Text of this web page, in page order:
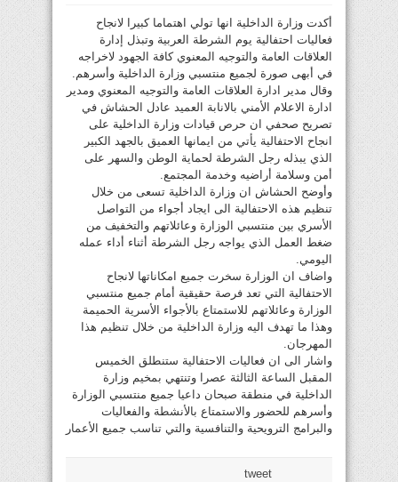
أكدت وزارة الداخلية انها تولي اهتماما كبيرا لانجاح
فعاليات احتفالية يوم الشرطة العربية وتبذل إدارة
العلاقات العامة والتوجيه المعنوي كافة الجهود لاخراجه
في أبهى صورة لجميع منتسبي وزارة الداخلية وأسرهم.
وقال مدير ادارة العلاقات العامة والتوجيه المعنوي ومدير
ادارة الاعلام الأمني بالانابة العميد عادل الحشاش في
تصريح صحفي ان حرص قيادات وزارة الداخلية على
انجاح الاحتفالية يأتي من ايمانها العميق بالجهد الكبير
الذي يبذله رجل الشرطة لحماية الوطن والسهر على
أمن وسلامة أراضيه وخدمة المجتمع.
وأوضح الحشاش ان وزارة الداخلية تسعى من خلال
تنظيم هذه الاحتفالية الى ايجاد أجواء من التواصل
الأسري بين منتسبي الوزارة وعائلاتهم والتخفيف من
ضغط العمل الذي يواجه رجل الشرطة أثناء أداء عمله
اليومي.
واضاف ان الوزارة سخرت جميع امكاناتها لانجاح
الاحتفالية التي تعد فرصة حقيقية أمام جميع منتسبي
الوزارة وعائلاتهم للاستمتاع بالأجواء الأسرية الحميمة
وهذا ما تهدف اليه وزارة الداخلية من خلال تنظيم هذا
المهرجان.
واشار الى ان فعاليات الاحتفالية ستنطلق الخميس
المقبل الساعة الثالثة عصرا وتنتهي بمخيم وزارة
الداخلية في منطقة صبحان داعيا جميع منتسبي الوزارة
وأسرهم للحضور والاستمتاع بالأنشطة والفعاليات
والبرامج الترويحية والتنافسية والتي تناسب جميع الأعمار
tweet